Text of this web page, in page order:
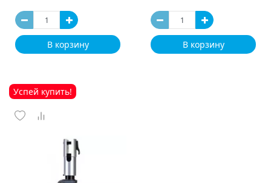
В корзину В корзину
Успей купить!